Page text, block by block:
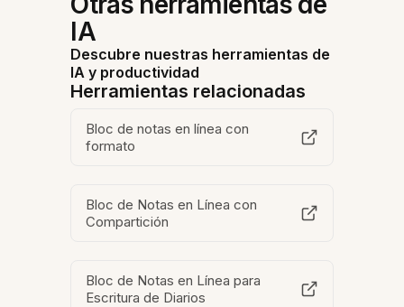
IA
Descubre nuestras herramientas de
IA y productividad
Herramientas relacionadas
Bloc de notas en línea con
formato
Bloc de Notas en Línea con
Compartición
Bloc de Notas en Línea para
Escritura de Diarios